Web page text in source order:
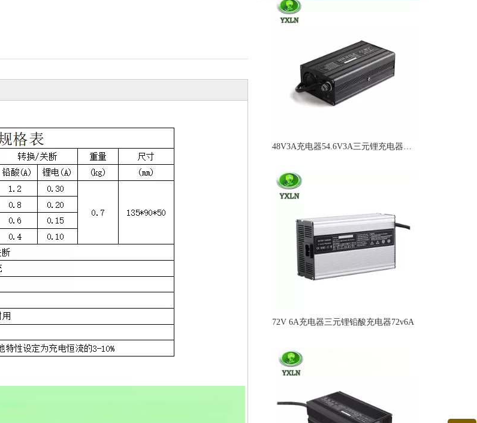
48V3A充电器54.6V3A三元锂充电器磷酸铁锂充电器
72V 6A充电器三元锂铅酸充电器72v6A